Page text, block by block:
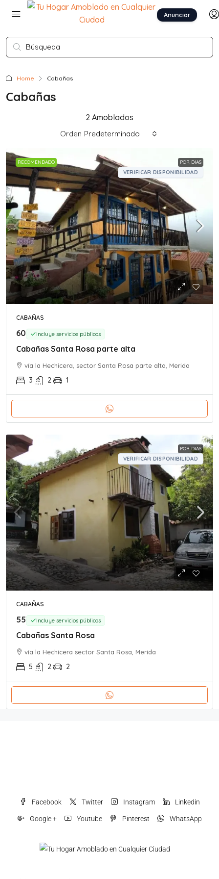
Anunciar
Home Cabañas
Cabañas
2 Amoblados
Orden Predeterminado
RECOMENDADO POR DIAS
VERIFICAR DISPONIBILIDAD
CABAÑAS
60 Incluye servicios públicos
Cabañas Santa Rosa parte alta
vía la Hechicera, sector Santa Rosa parte alta, Merida
3 2 1
POR DIAS
VERIFICAR DISPONIBILIDAD
CABAÑAS
55 Incluye servicios públicos
Cabañas Santa Rosa
vía la Hechicera sector Santa Rosa, Merida
5 2 2
Facebook Twitter Instagram Linkedin
Google + Youtube Pinterest WhatsApp